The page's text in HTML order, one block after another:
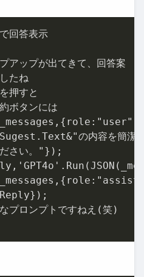
回答表示
アップが出てきて、回答案
たね
押すと
の内容を簡潔
プロンプトですねえ(笑)